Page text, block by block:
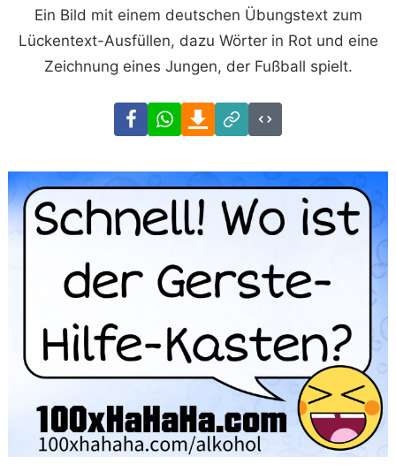
Ein Bild mit einem deutschen Übungstext zum
Lückentext-Ausfüllen, dazu Wörter in Rot und eine
Zeichnung eines Jungen, der Fußball spielt.
FacebookWhatsAppDownload
Link
Code